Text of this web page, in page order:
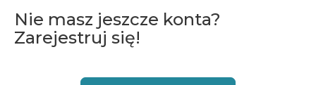
Nie masz jeszcze konta?
Zarejestruj się!